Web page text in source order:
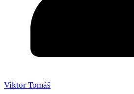
Viktor Tomáš